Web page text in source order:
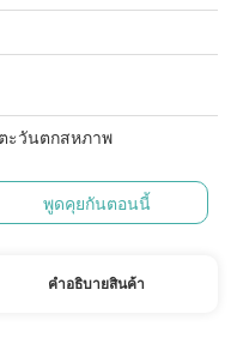
ตะวันตกสหภาพ
พูดคุยกันตอนนี้
คําอธิบายสินค้า